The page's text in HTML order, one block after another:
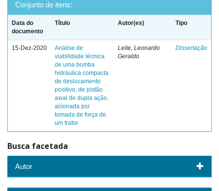
Conjunto de itens:
Data do
documento
Título Autor(es) Tipo
15-Dez-2020
Análise de
viabilidade técnica
de uma bomba
hidráulica compacta
de deslocamento
positivo, de pistão
axial de dupla ação,
acionada por
tomada de força de
um trator
Leite, Leonardo
Geraldo
Dissertação
Busca facetada
Autor